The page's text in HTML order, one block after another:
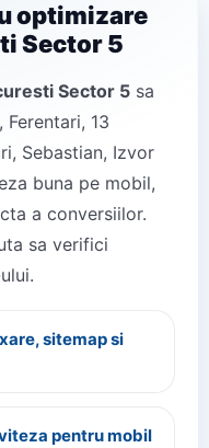
optimizare
Sector 5
Sector 5 sa
13
Sebastian, Izvor
buna pe mobil,
a conversiilor.
sa verifici
sitemap si
pentru mobil